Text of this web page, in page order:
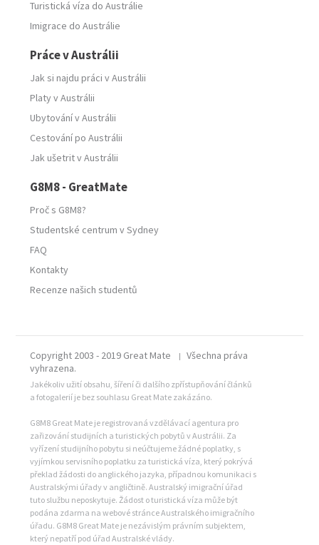
Turistická víza do Austrálie
Imigrace do Austrálie
Práce v Austrálii
Jak si najdu práci v Austrálii
Platy v Austrálii
Ubytování v Austrálii
Cestování po Austrálii
Jak ušetrit v Austrálii
G8M8 - GreatMate
Proč s G8M8?
Studentské centrum v Sydney
FAQ
Kontakty
Recenze našich studentů
Copyright 2003 - 2019 Great Mate |
Všechna práva
vyhrazena.
Jakékoliv užití obsahu, šíření či dalšího zpřístupňování článků
a fotogalerií je bez souhlasu Great Mate zakázáno.
G8M8 Great Mate je registrovaná vzdělávací agentura pro
zařizování studijních a turistických pobytů v Austrálii. Za
vyřízení studijního pobytu si neúčtujeme žádné poplatky, s
vyjímkou servisního poplatku za turistická víza, který pokrývá
překlad žádosti do anglického jazyka, případnou komunikaci s
Australskými úřady v angličtině. Australský imigrační úřad
tuto službu neposkytuje. Žádost o turistická víza může být
podána zdarma na webové stránce Australského imigračního
úřadu. G8M8 Great Mate je nezávislým právním subjektem,
který nepatří pod úřad Australské vlády.